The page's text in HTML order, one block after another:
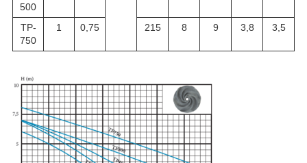
500
TP-
750
1 0,75 215 8 9 3,8 3,5